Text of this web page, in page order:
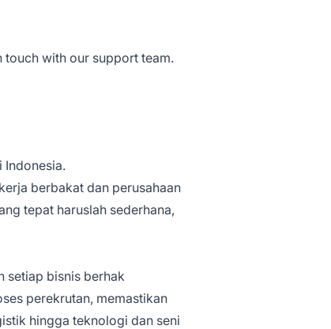
touch with our support team.
Indonesia.
berbakat dan perusahaan
tepat haruslah sederhana,
setiap bisnis berhak
perekrutan, memastikan
hingga teknologi dan seni